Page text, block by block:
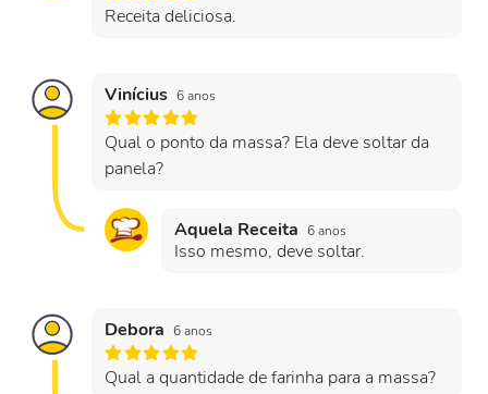
Receita deliciosa.
Vinícius 6 anos
Qual o ponto da massa? Ela deve soltar da
panela?
Aquela Receita 6 anos
Isso mesmo, deve soltar.
Debora 6 anos
Qual a quantidade de farinha para a massa?